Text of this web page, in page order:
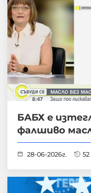
БАБХ е
фалшиво
28-06-2026г. 52